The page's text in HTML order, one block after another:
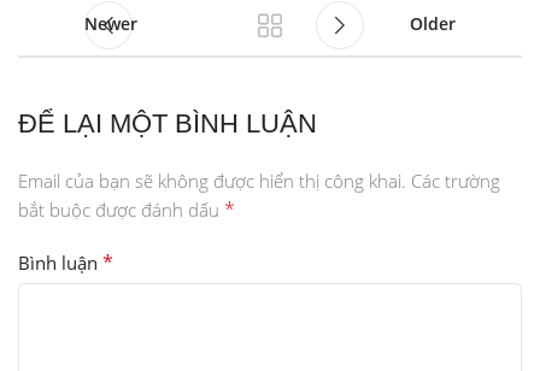
Newer Older
ĐỂ LẠI MỘT BÌNH LUẬN
Email của bạn sẽ không được hiển thị công khai. Các trường
bắt buộc được đánh dấu *
Bình luận *